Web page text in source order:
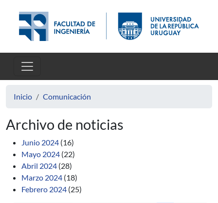
Inicio Comunicación
Archivo de noticias
Junio 2024 (16)
Mayo 2024 (22)
Abril 2024 (28)
Marzo 2024 (18)
Febrero 2024 (25)